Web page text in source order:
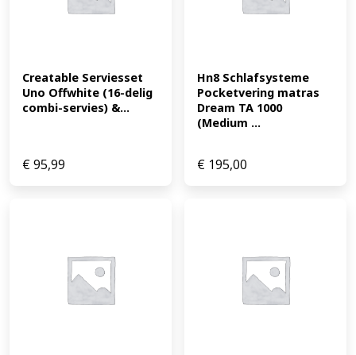
Creatable Serviesset
Uno Offwhite (16-delig
combi-servies) &...
€95,99
Hn8 Schlafsysteme
Pocketvering matras
Dream TA 1000
(Medium ...
€ 195,00